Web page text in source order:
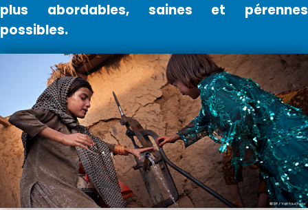
plus abordables, saines et pérennes
possibles.